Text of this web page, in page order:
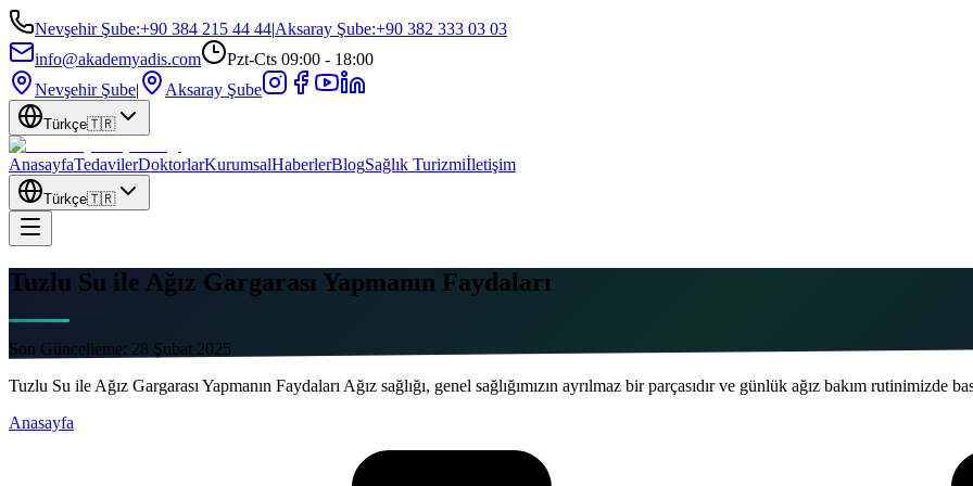
Nevşehir Şube:+90 384 215 44 44|Aksaray Şube:+90 382 333 03 03
info@akademyadis.com
Pzt-Cts 09:00 - 18:00
Nevşehir Şube| Aksaray Şube
Türkçe🇹🇷
AnasayfaTedavilerDoktorlarKurumsalHaberlerBlogSağlık Turizmiİletişim
Türkçe🇹🇷
Tuzlu Su ile Ağız Gargarası Yapmanın Faydaları
Son Güncelleme: 28 Şubat 2025
Tuzlu Su ile Ağız Gargarası Yapmanın Faydaları Ağız sağlığı, genel sağlığımızın ayrılmaz bir parçasıdır ve günlük ağız bakım rutinimizde
Anasayfa